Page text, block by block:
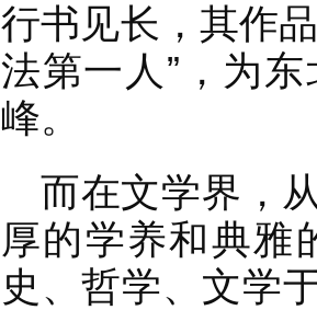
行书见长，其作
法第一人”，为
峰。
而在文学界，
厚的学养和典雅
史、哲学、文学